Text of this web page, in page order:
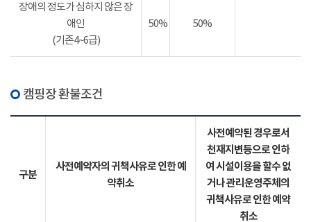
장애의 정도가 심하지 않은 장
애인
(기존4~6급)
50% 50%
캠핑장 환불조건
구분
사전예약자의 귀책사유로 인한 예
약취소
사전예약된 경우로서
천재지변등으로 인하
여 시설이용을 할수 없
거나 관리운영주체의
귀책사유로 인한 예약
취소